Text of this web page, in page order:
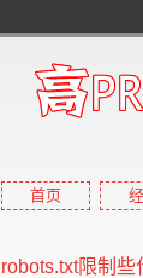
首页
robots.txt限制